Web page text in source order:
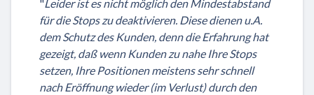
"Leider ist es nicht möglich den Mindestabstand
für die Stops zu deaktivieren. Diese dienen u.A.
dem Schutz des Kunden, denn die Erfahrung hat
gezeigt, daß wenn Kunden zu nahe Ihre Stops
setzen, Ihre Positionen meistens sehr schnell
nach Eröffnung wieder (im Verlust) durch den